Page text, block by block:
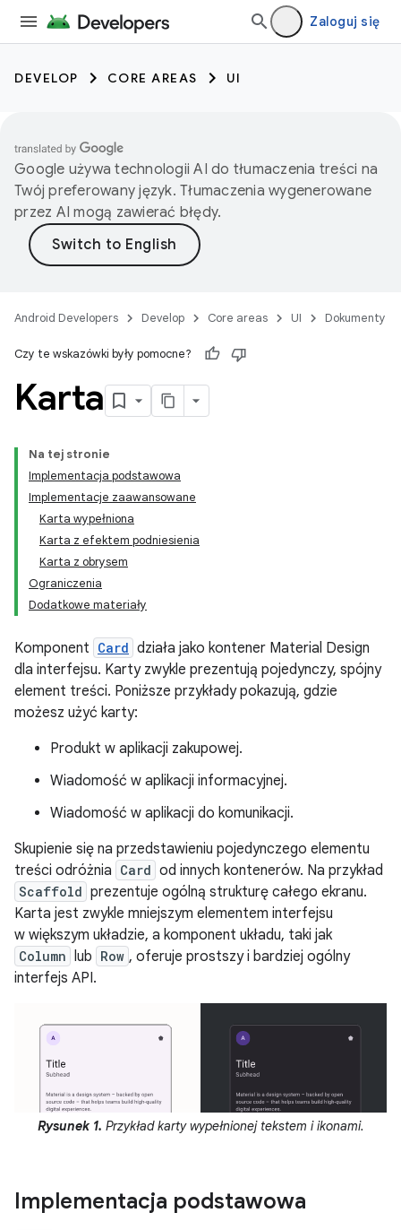
Zaloguj się
DEVELOP CORE AREAS UI
Google używa technologii AI do tłumaczenia treści na
Twój preferowany język. Tłumaczenia wygenerowane
przez AI mogą zawierać błędy.
Android Developers Develop Core areas UI Dokumenty
Czy te wskazówki były pomocne?
Karta
Na tej stronie
Implementacja podstawowa
Implementacje zaawansowane
Karta wypełniona
Karta z efektem podniesienia
Karta z obrysem
Ograniczenia
Dodatkowe materiały
Komponent Card działa jako kontener Material Design
dla interfejsu. Karty zwykle prezentują pojedynczy, spójny
element treści. Poniższe przykłady pokazują, gdzie
możesz użyć karty:
Produkt w aplikacji zakupowej.
Wiadomość w aplikacji informacyjnej.
Wiadomość w aplikacji do komunikacji.
Skupienie się na przedstawieniu pojedynczego elementu
treści odróżnia Card od innych kontenerów. Na przykład
Scaffold prezentuje ogólną strukturę całego ekranu.
Karta jest zwykle mniejszym elementem interfejsu
w większym układzie, a komponent układu, taki jak
Column lub Row , oferuje prostszy i bardziej ogólny
interfejs API.
Rysunek 1. Przykład karty wypełnionej tekstem i ikonami.
Implementacja podstawowa